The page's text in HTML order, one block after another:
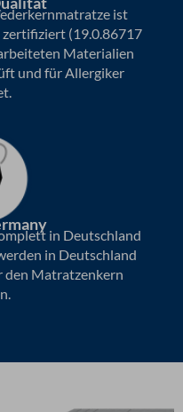
v
o
n
5
ist
(19.0.86717
Materialien
und für Allergiker
in Deutschland
in Deutschland
den Matratzenkern